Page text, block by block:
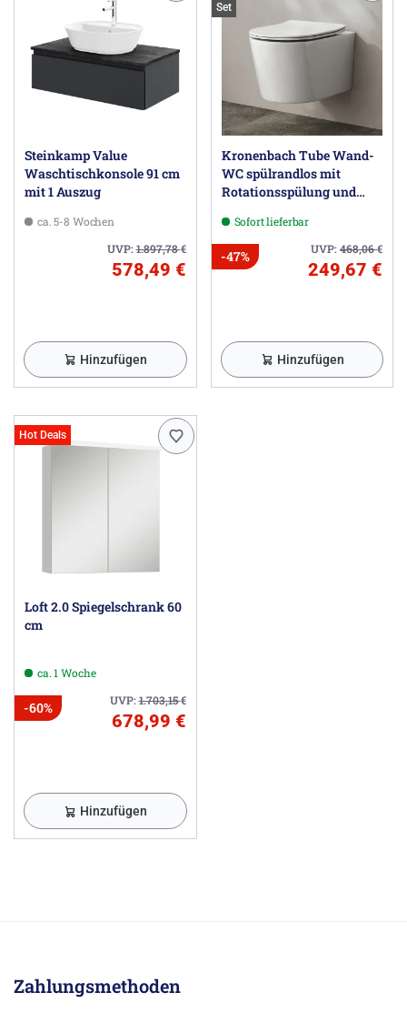
Steinkamp Value
Waschtischkonsole 91 cm
mit 1 Auszug
ca. 5-8 Wochen
UVP:1.897,78€
578,49 €
Hinzufügen
Set
Kronenbach Tube Wand-
WC spülrandlos mit
Rotationsspülung und
Sofort lieferbar
UVP:468,06€
-47%
249,67 €
Hinzufügen
Hot Deals
Loft 2.0 Spiegelschrank 60
cm
ca. 1 Woche
UVP:1.703,15€
-60%
678,99 €
Hinzufügen
Zahlungsmethoden